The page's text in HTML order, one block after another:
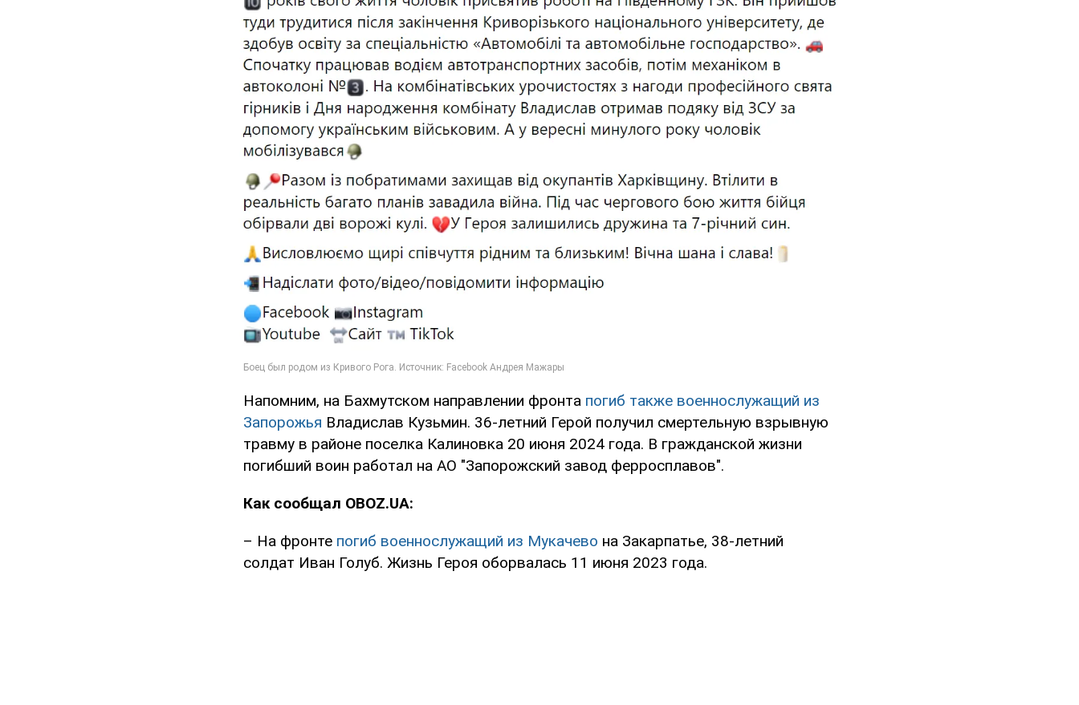
Напомним, на Бахмутском направлении фронта погиб также военнослужащий из
Запорожья Владислав Кузьмин. 36-летний Герой получил смертельную взрывную
травму в районе поселка Калиновка 20 июня 2024 года. В гражданской жизни
погибший воин работал на АО "Запорожский завод ферросплавов".
Как сообщал OBOZ.UA:
– На фронте погиб военнослужащий из Мукачево на Закарпатье, 38-летний
солдат Иван Голуб. Жизнь Героя оборвалась 11 июня 2023 года.